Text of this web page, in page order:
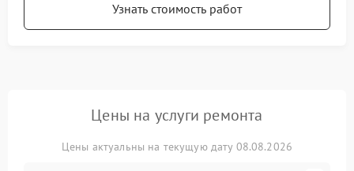
Узнать стоимость работ
Цены на услуги ремонта
Цены актуальны на текущую дату 08.08.2026